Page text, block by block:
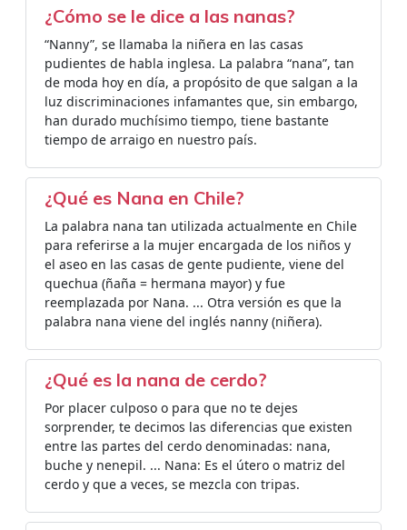
¿Cómo se le dice a las nanas?
“Nanny”, se llamaba la niñera en las casas
pudientes de habla inglesa. La palabra “nana”, tan
de moda hoy en día, a propósito de que salgan a la
luz discriminaciones infamantes que, sin embargo,
han durado muchísimo tiempo, tiene bastante
tiempo de arraigo en nuestro país.
¿Qué es Nana en Chile?
La palabra nana tan utilizada actualmente en Chile
para referirse a la mujer encargada de los niños y
el aseo en las casas de gente pudiente, viene del
quechua (ñaña = hermana mayor) y fue
reemplazada por Nana. ... Otra versión es que la
palabra nana viene del inglés nanny (niñera).
¿Qué es la nana de cerdo?
Por placer culposo o para que no te dejes
sorprender, te decimos las diferencias que existen
entre las partes del cerdo denominadas: nana,
buche y nenepil. ... Nana: Es el útero o matriz del
cerdo y que a veces, se mezcla con tripas.